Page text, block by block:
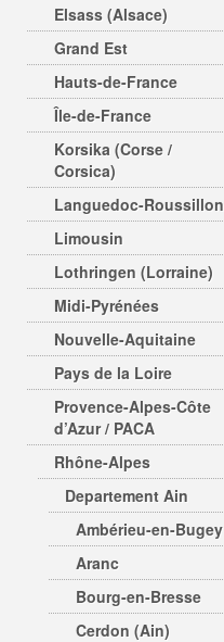
Elsass (Alsace)
Grand Est
Hauts-de-France
Île-de-France
Korsika (Corse /
Corsica)
Languedoc-Roussillon
Limousin
Lothringen (Lorraine)
Midi-Pyrénées
Nouvelle-Aquitaine
Pays de la Loire
Provence-Alpes-Côte
d’Azur / PACA
Rhône-Alpes
Departement Ain
Ambérieu-en-Bugey
Aranc
Bourg-en-Bresse
Cerdon (Ain)